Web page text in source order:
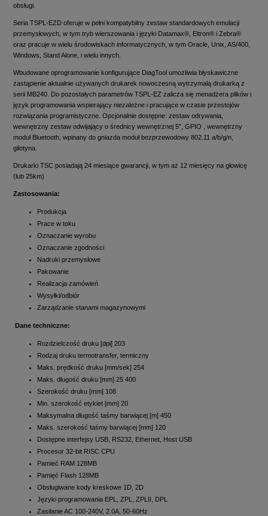
obsługi.
Seria TSPL-EZD oferuje w pełni kompatybilny zestaw standardowych emulacji
przemysłowych, w tym tryb wierszowania i języki Datamax®, Eltron® i Zebra®
oraz pracuje w wielu środowiskach informatycznych, w tym Oracle, Unix, AS/400,
Windows, Stand Alone, i wielu innych.
Wbudowane oprogramowanie konfigurujące DiagTool umożliwia błyskawiczne
zastąpienie aktualnie używanych drukarek nowoczesną wytrzymałą drukarką z
serii MB240. Do pozostałych parametrów TSPL-EZ zalicza się menadżera plików i
język programowania wspierający niezależne i pracujące w czasie przestojów
rozwiązania programistyczne. Opcjonalnie dostępne: zestaw odrywania,
wewnętrzny zestaw odwijający o średnicy wewnętrznej 5", GPIO , wewnętrzny
moduł Bluetooth, wpinany do gniazda moduł bezprzewodowy 802.11 a/b/g/n,
gilotyna.
Drukarki TSC posiadają 24 miesiące gwarancji, w tym aż 12 miesięcy na głowicę
(lub 25km)
Zastosowania:
Produkcja
Prace w toku
Oznaczanie wyrobu
Oznaczanie zgodności
Nadruki przemysłowe
Pakowanie
Realizacja zamówień
Wysyłki/odbiór
Zarządzanie stanami magazynowymi
Dane techniczne:
Rozdzielczość druku [dpi] 203
Rodzaj druku termotransfer, termiczny
Maks. prędkość druku [mm/sek] 254
Maks. długość druku [mm] 25 400
Szerokość druku [mm] 108
Min. szerokość etykiet [mm] 20
Maksymalna długość taśmy barwiącej [m] 450
Maks. szerokość taśmy barwiącej [mm] 120
Dostępne interfejsy USB, RS232, Ethernet, Host USB
Procesor 32-bit RISC CPU
Pamieć RAM 128MB
Pamięć Flash 128MB
Obsługiwane kody kreskowe 1D, 2D
Języki programowania EPL, ZPL, ZPLII, DPL
Zasilanie AC 100-240V, 2.0A, 50-60Hz